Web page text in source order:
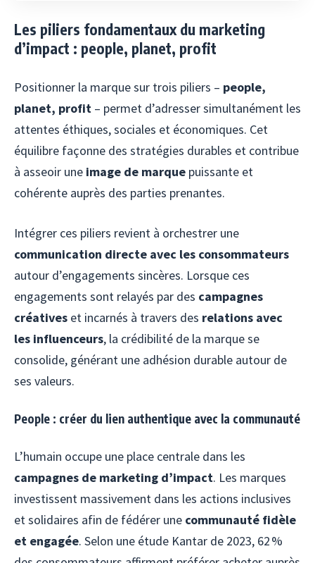
Les piliers fondamentaux du marketing
d’impact : people, planet, profit
Positionner la marque sur trois piliers – people,
planet, profit – permet d’adresser simultanément les
attentes éthiques, sociales et économiques. Cet
équilibre façonne des stratégies durables et contribue
à asseoir une image de marque puissante et
cohérente auprès des parties prenantes.
Intégrer ces piliers revient à orchestrer une
communication directe avec les consommateurs
autour d’engagements sincères. Lorsque ces
engagements sont relayés par des campagnes
créatives et incarnés à travers des relations avec
les influenceurs, la crédibilité de la marque se
consolide, générant une adhésion durable autour de
ses valeurs.
People : créer du lien authentique avec la communauté
L’humain occupe une place centrale dans les
campagnes de marketing d’impact. Les marques
investissent massivement dans les actions inclusives
et solidaires afin de fédérer une communauté fidèle
et engagée. Selon une étude Kantar de 2023, 62 %